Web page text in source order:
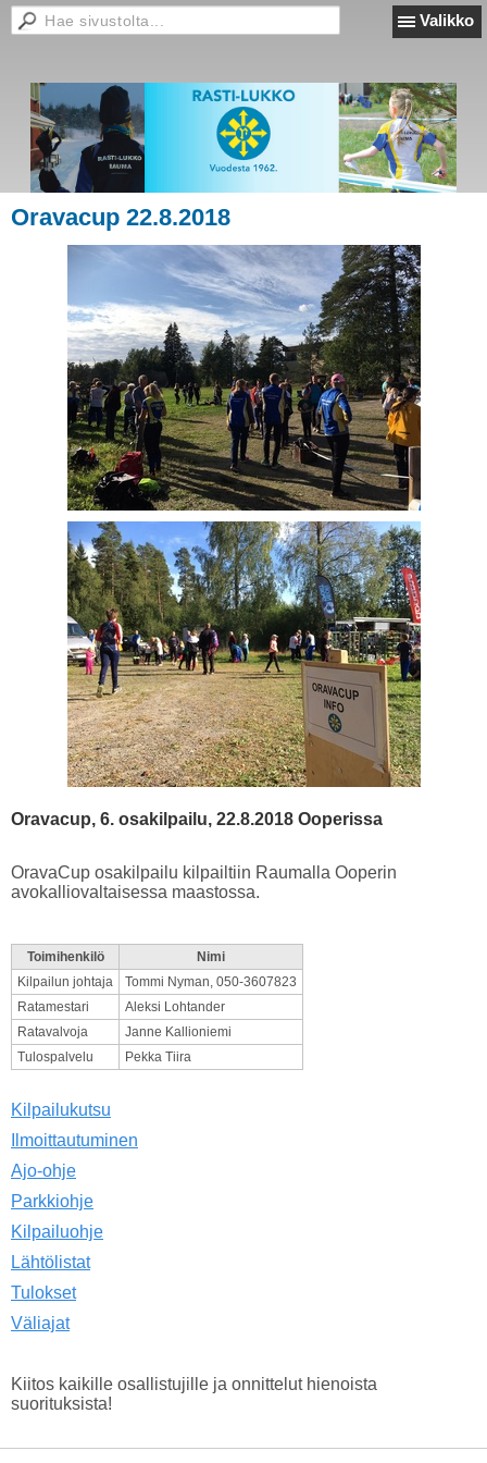
Valikko
Oravacup 22.8.2018
Oravacup, 6. osakilpailu, 22.8.2018 Ooperissa
OravaCup osakilpailu kilpailtiin Raumalla Ooperin
avokalliovaltaisessa maastossa.
Toimihenkilö
Nimi
Kilpailun johtaja
Tommi Nyman, 050-3607823
Ratamestari
Aleksi Lohtander
Ratavalvoja
Janne Kallioniemi
Tulospalvelu
Pekka Tiira
Kilpailukutsu
Ilmoittautuminen
Ajo-ohje
Parkkiohje
Kilpailuohje
Lähtölistat
Tulokset
Väliajat
Kiitos kaikille osallistujille ja onnittelut hienoista
suorituksista!